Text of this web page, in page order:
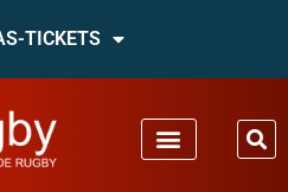
TICKETS